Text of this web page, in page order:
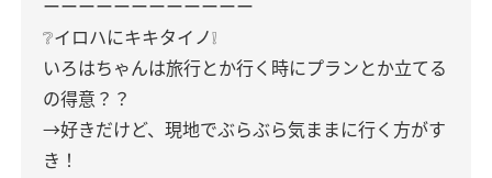
ーーーーーーーーーーーー
❔イロハにキキタイノ❕
いろはちゃんは旅行とか行く時にプランとか立てる
の得意？？
→好きだけど、現地でぶらぶら気ままに行く方がす
き！